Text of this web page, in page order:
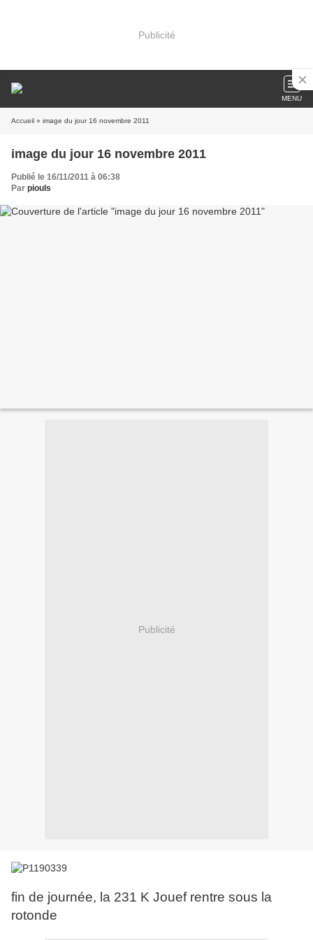
Publicité
MENU
Accueil » image du jour 16 novembre 2011
image du jour 16 novembre 2011
Publié le 16/11/2011 à 06:38
Par piouls
Publicité
fin de journée, la 231 K Jouef rentre sous la
rotonde